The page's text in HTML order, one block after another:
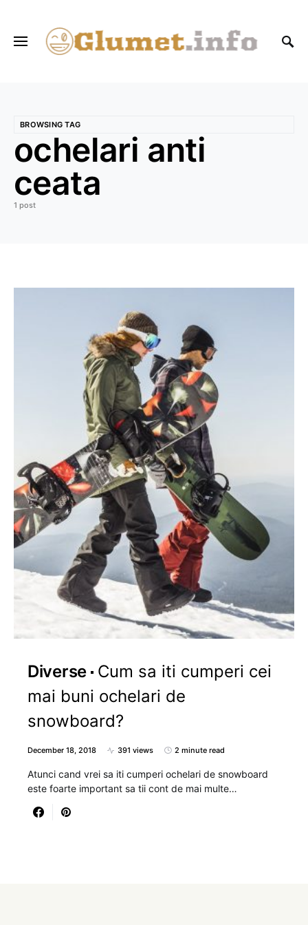
BROWSING TAG
ochelari anti
ceata
1 post
Diverse Cum sa iti cumperi cei
mai buni ochelari de
snowboard?
December 18, 2018 391 views 2 minute read
Atunci cand vrei sa iti cumperi ochelari de snowboard
este foarte important sa tii cont de mai multe…